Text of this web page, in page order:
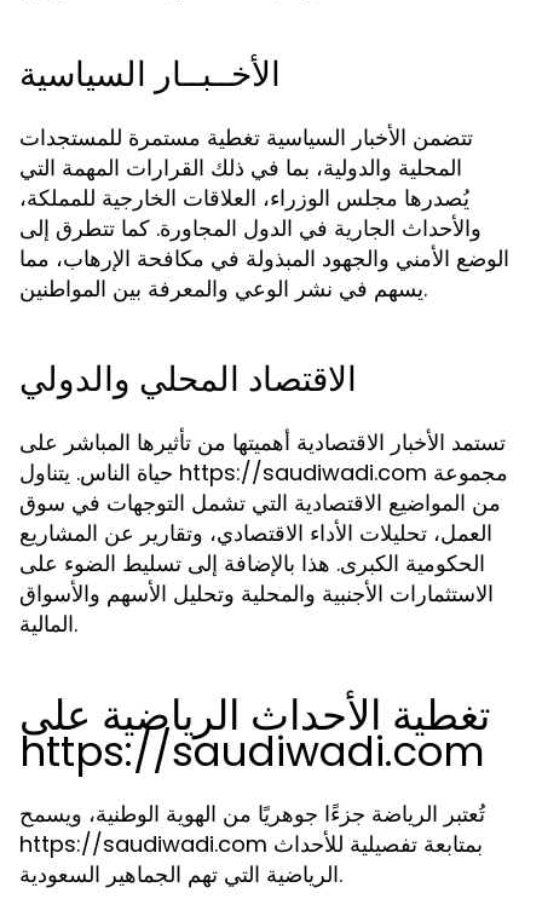
الأخــبــار السياسية
تتضمن الأخبار السياسية تغطية مستمرة للمستجدات
المحلية والدولية، بما في ذلك القرارات المهمة التي
يُصدرها مجلس الوزراء، العلاقات الخارجية للمملكة،
والأحداث الجارية في الدول المجاورة. كما تتطرق إلى
الوضع الأمني والجهود المبذولة في مكافحة الإرهاب، مما
يسهم في نشر الوعي والمعرفة بين المواطنين.
الاقتصاد المحلي والدولي
تستمد الأخبار الاقتصادية أهميتها من تأثيرها المباشر على
حياة الناس. يتناول https://saudiwadi.com مجموعة
من المواضيع الاقتصادية التي تشمل التوجهات في سوق
العمل، تحليلات الأداء الاقتصادي، وتقارير عن المشاريع
الحكومية الكبرى. هذا بالإضافة إلى تسليط الضوء على
الاستثمارات الأجنبية والمحلية وتحليل الأسهم والأسواق
المالية.
تغطية الأحداث الرياضية على
https://saudiwadi.com
تُعتبر الرياضة جزءًا جوهريًا من الهوية الوطنية، ويسمح
https://saudiwadi.com بمتابعة تفصيلية للأحداث
الرياضية التي تهم الجماهير السعودية.